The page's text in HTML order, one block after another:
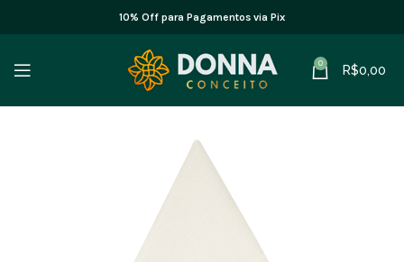
10% Off para Pagamentos via Pix
0 R$0,00